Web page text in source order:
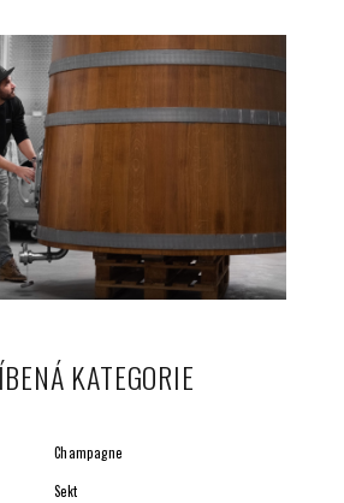
KATEGORIE
Champagne
Sekt